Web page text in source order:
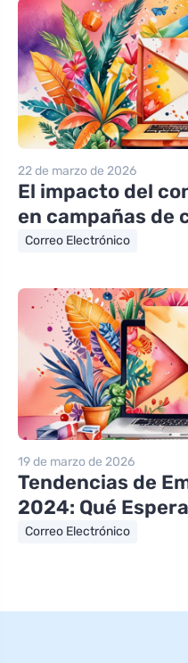
22 de marzo de 2026
El impacto del
en campañas de
Correo Electrónico
19 de marzo de 2026
Tendencias de
2024: Qué
Correo Electrónico